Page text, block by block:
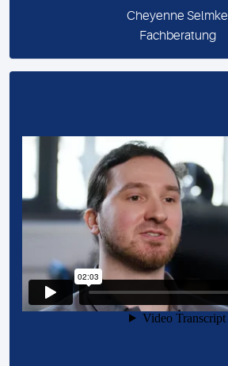
Cheyenne Selmke
Fachberatung